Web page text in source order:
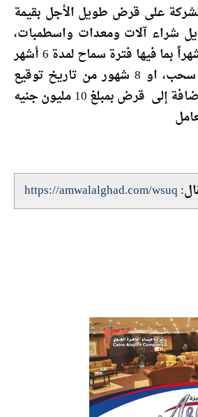
على قرض طويل الأجل بقيمة
شراء آلات ومعدات واسطمبات،
يتم سداده على 66 شهراً بما فيها فترة سماح لمدة 6 أشهر
تبدأ من تاريخ اول سحب، او 8 شهور من تاريخ توقيع
اتفاقية القرض ، بالإضافة إلى قرض بمبلغ 10 مليون جنيه
https://amwalalghad.com/wsuq